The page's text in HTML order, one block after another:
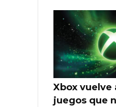
Xbox vuelve
juegos que